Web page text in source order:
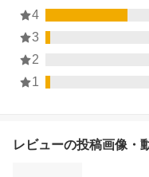
4
3
2
1
レビューの投稿画像・